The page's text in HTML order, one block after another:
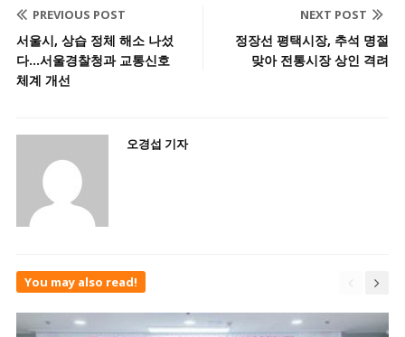
PREVIOUS POST
서울시, 상습 정체 해소 나섰
다…서울경찰청과 교통신호
체계 개선
NEXT POST
정장선 평택시장, 추석 명절
맞아 전통시장 상인 격려
오경섭 기자
You may also read!